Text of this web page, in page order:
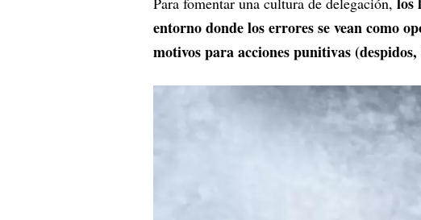
entorno donde los errores se vean como
motivos para acciones punitivas